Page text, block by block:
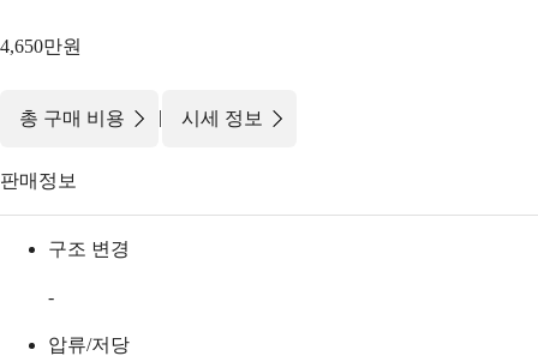
4,650만원
총 구매 비용 | 시세 정보
판매정보
구조 변경
-
압류/저당